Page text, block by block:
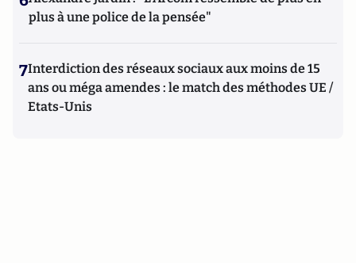
plus à une police de la pensée"
7Interdiction des réseaux sociaux aux moins de 15
ans ou méga amendes : le match des méthodes UE /
Etats-Unis